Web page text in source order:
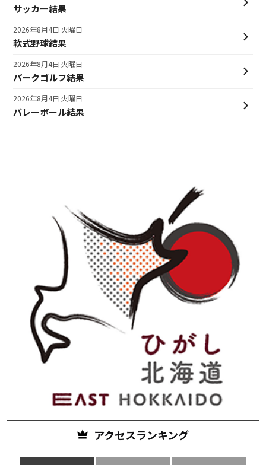
サッカー結果
軟式野球結果
2026年8月4日 火曜日
パークゴルフ結果
2026年8月4日 火曜日
バレーボール結果
2026年8月4日 火曜日
アクセスランキング